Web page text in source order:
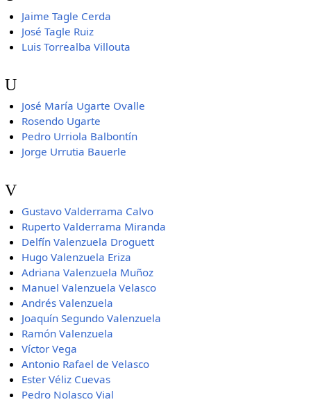
Jaime Tagle Cerda
José Tagle Ruiz
Luis Torrealba Villouta
U
José María Ugarte Ovalle
Rosendo Ugarte
Pedro Urriola Balbontín
Jorge Urrutia Bauerle
V
Gustavo Valderrama Calvo
Ruperto Valderrama Miranda
Delfín Valenzuela Droguett
Hugo Valenzuela Eriza
Adriana Valenzuela Muñoz
Manuel Valenzuela Velasco
Andrés Valenzuela
Joaquín Segundo Valenzuela
Ramón Valenzuela
Víctor Vega
Antonio Rafael de Velasco
Ester Véliz Cuevas
Pedro Nolasco Vial